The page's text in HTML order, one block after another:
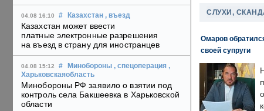
04.08 16:10 # Казахстан , въезд
Казахстан может ввести
платные электронные разрешения
на въезд в страну для иностранцев
04.08 15:12 # Минобороны , спецоперация ,
Харьковскаяобласть
Минобороны РФ заявило о взятии под
контроль села Бакшеевка в Харьковской
области
СЛУХИ,
Омаров
своей супруги